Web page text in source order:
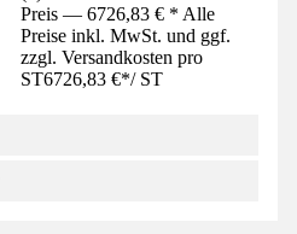
Preis — 6726,83 € * Alle
Preise inkl. MwSt. und ggf.
zzgl. Versandkosten pro
ST6726,83 €*/ ST